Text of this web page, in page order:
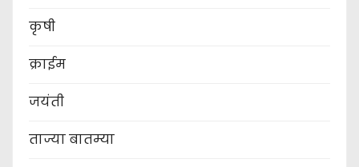
कृषी
क्राईम
जयंती
ताज्या बातम्या